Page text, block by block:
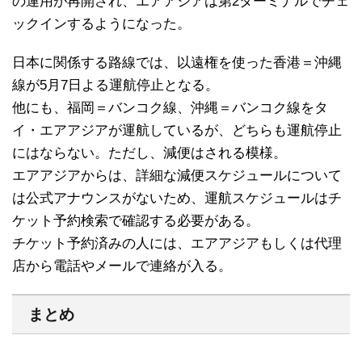
ックインするようになった。
日本に関係する路線では、以遠権を使った香港＝沖縄
線が5月7日よる運航停止となる。
他にも、福岡＝バンコク線、沖縄＝バンコク線をタ
イ・エアアジアが運航しているが、どちらも運航停止
にはならない。ただし、減便はされる模様。
エアアジアからは、詳細な減便スケジュールについて
は公式アナウンスがないため、運航スケジュールはチ
ケット予約検索で確認する必要がある。
チケット予約済みの人には、エアアジアもしくは代理
店から電話やメールで連絡が入る。
まとめ